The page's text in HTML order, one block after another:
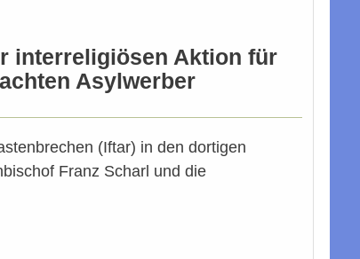
interreligiösen Aktion für
Asylwerber
(Iftar) in den dortigen
Franz Scharl und die